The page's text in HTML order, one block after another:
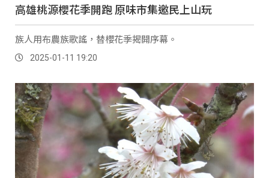
高雄桃源櫻花季開跑 原味市集邀民上山玩
族人用布農族歌謠，替櫻花季揭開序幕。
2025-01-11 19:20